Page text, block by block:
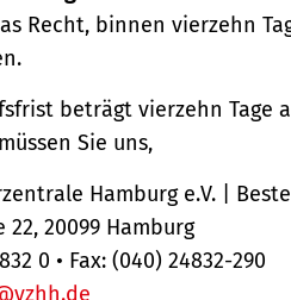
Recht, binnen vierzehn
beträgt vierzehn Tage
Sie uns,
Hamburg e.V. |
20099 Hamburg
0 • Fax: (040) 24832-290